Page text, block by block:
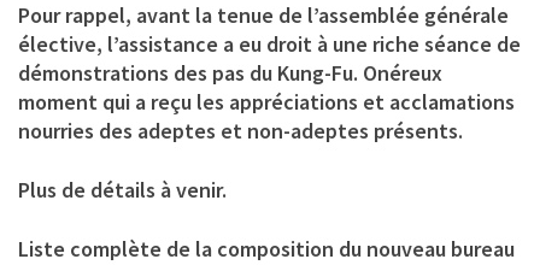
Pour rappel, avant la tenue de l’assemblée générale
élective, l’assistance a eu droit à une riche séance de
démonstrations des pas du Kung-Fu. Onéreux
moment qui a reçu les appréciations et acclamations
nourries des adeptes et non-adeptes présents.
Plus de détails à venir.
Liste complète de la composition du nouveau bureau